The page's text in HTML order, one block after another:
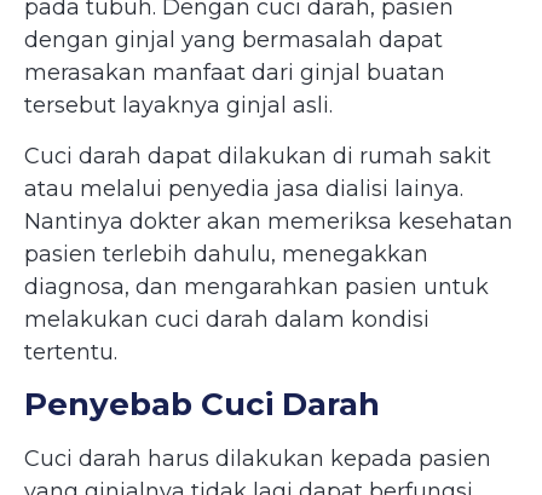
pada tubuh. Dengan cuci darah, pasien
dengan ginjal yang bermasalah dapat
merasakan manfaat dari ginjal buatan
tersebut layaknya ginjal asli.
Cuci darah dapat dilakukan di rumah sakit
atau melalui penyedia jasa dialisi lainya.
Nantinya dokter akan memeriksa kesehatan
pasien terlebih dahulu, menegakkan
diagnosa, dan mengarahkan pasien untuk
melakukan cuci darah dalam kondisi
tertentu.
Penyebab Cuci Darah
Cuci darah harus dilakukan kepada pasien